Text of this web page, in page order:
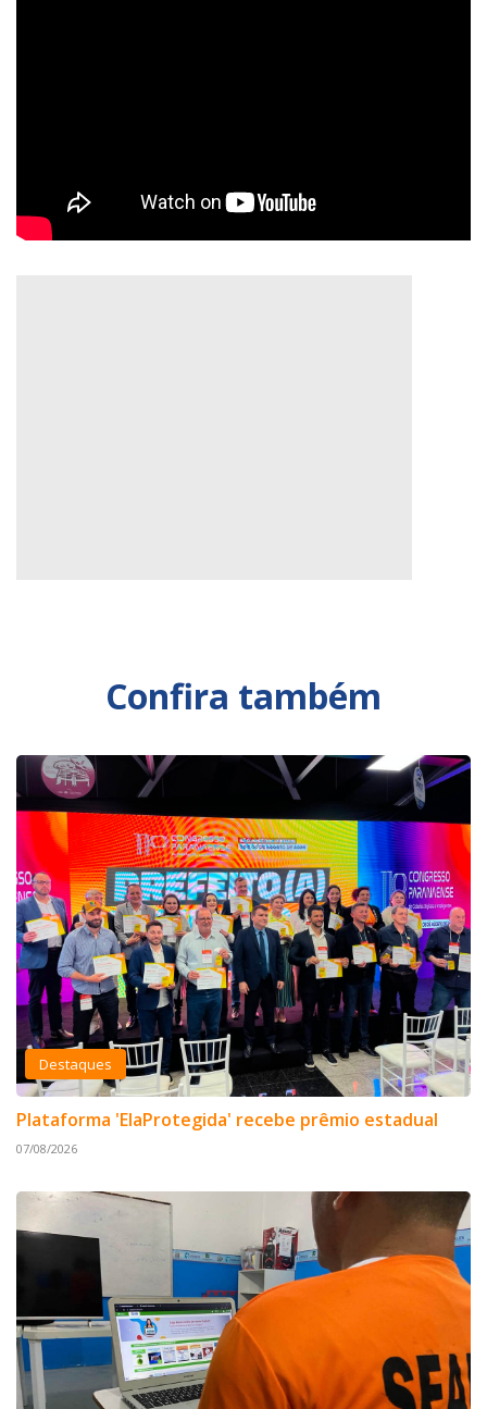
Confira também
Destaques
Plataforma 'ElaProtegida' recebe prêmio estadual
07/08/2026